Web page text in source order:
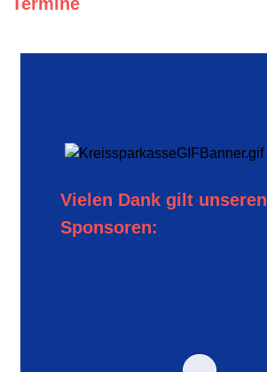
Vielen Dank gilt unseren
Sponsoren: